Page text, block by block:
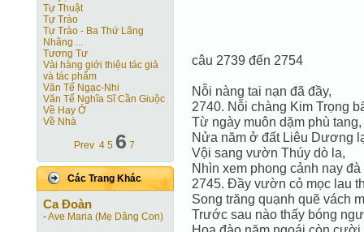
Tự Thuật
Tự Trào
Tự Trào - Ba Thứ Lãng
Nhãng ...
Tương Tư
Vài hàng giới thiệu tác giả
và tác phẩm
Văn Tế Ngạc-Nhi
Văn Tế Nghĩa Sĩ Cần Giuộc
Về Hay Ở
Về Nhà
Prev 4 5 6 7
Các Trang Khác
Ca Ðoàn
-Ave Maria (Mẹ Dâng Con)
câu 2739 đến 2754
Nỗi nàng tai nạn đã đầy,
2740. Nỗi chàng Kim Trọng
Từ ngày muôn dặm phù tang,
Nửa năm ở đất Liêu Dương
Vội sang vườn Thúy dò la,
Nhìn xem phong cảnh nay
2745. Đầy vườn cỏ mọc lau
Song trăng quạnh quẽ vách
Trước sau nào thấy bóng